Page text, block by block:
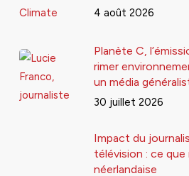
4 août 2026
Planète C,
rimer
un média
30 juillet 2026
Impact du
télévision : ce
néerlandaise